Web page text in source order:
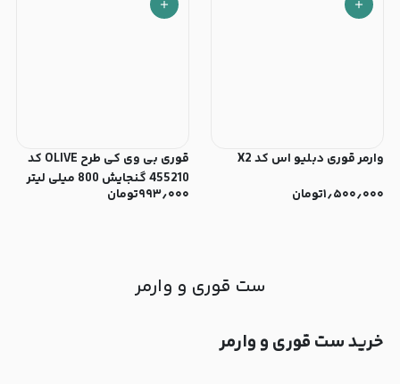
وارمر قوری دبلیو اس کد X2
۱٫۵۰۰٫۰۰۰تومان
قوری بی وی کی طرح OLIVE کد
455210 گنجایش 800 میلی لیتر
۹۹۳٫۰۰۰تومان
ست قوری و وارمر
خرید ست قوری و وارمر